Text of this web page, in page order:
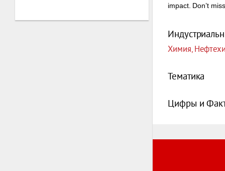
impact. Don’t
Химия,
Тематика
Цифры и